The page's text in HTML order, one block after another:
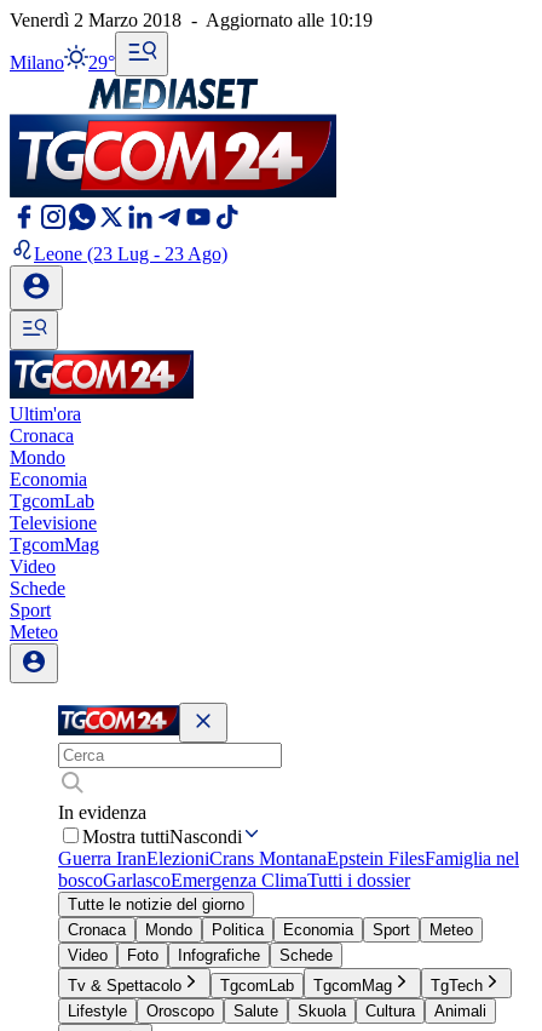
Venerdì 2 Marzo 2018 - Aggiornato alle 10:19
Milano 29°
Leone (23 Lug - 23 Ago)
Ultim'ora
Cronaca
Mondo
Economia
TgcomLab
Televisione
TgcomMag
Video
Schede
Sport
Meteo
In evidenza
Mostra tuttiNascondi
Guerra IranElezioniCrans MontanaEpstein FilesFamiglia nel
boscoGarlascoEmergenza ClimaTutti i dossier
Tutte le notizie del giorno
Cronaca
Mondo Politica Economia Sport
Meteo
Video
Foto Infografiche
Schede
Tv & Spettacolo
TgcomLab TgcomMag
TgTech
Lifestyle
Oroscopo Salute Skuola Cultura
Animali